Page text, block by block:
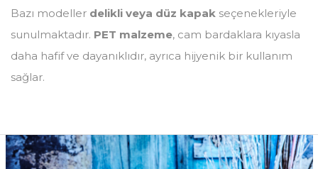
Bazı modeller delikli veya düz kapak seçenekleriyle
sunulmaktadır. PET malzeme, cam bardaklara kıyasla
daha hafif ve dayanıklıdır, ayrıca hijyenik bir kullanım
sağlar.